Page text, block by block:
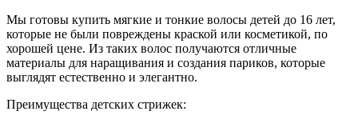
Мы готовы купить мягкие и тонкие волосы детей до 16 лет,
которые не были повреждены краской или косметикой, по
хорошей цене. Из таких волос получаются отличные
материалы для наращивания и создания париков, которые
выглядят естественно и элегантно.
Преимущества детских стрижек: